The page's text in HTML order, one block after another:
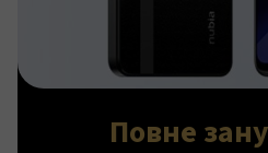
Повне